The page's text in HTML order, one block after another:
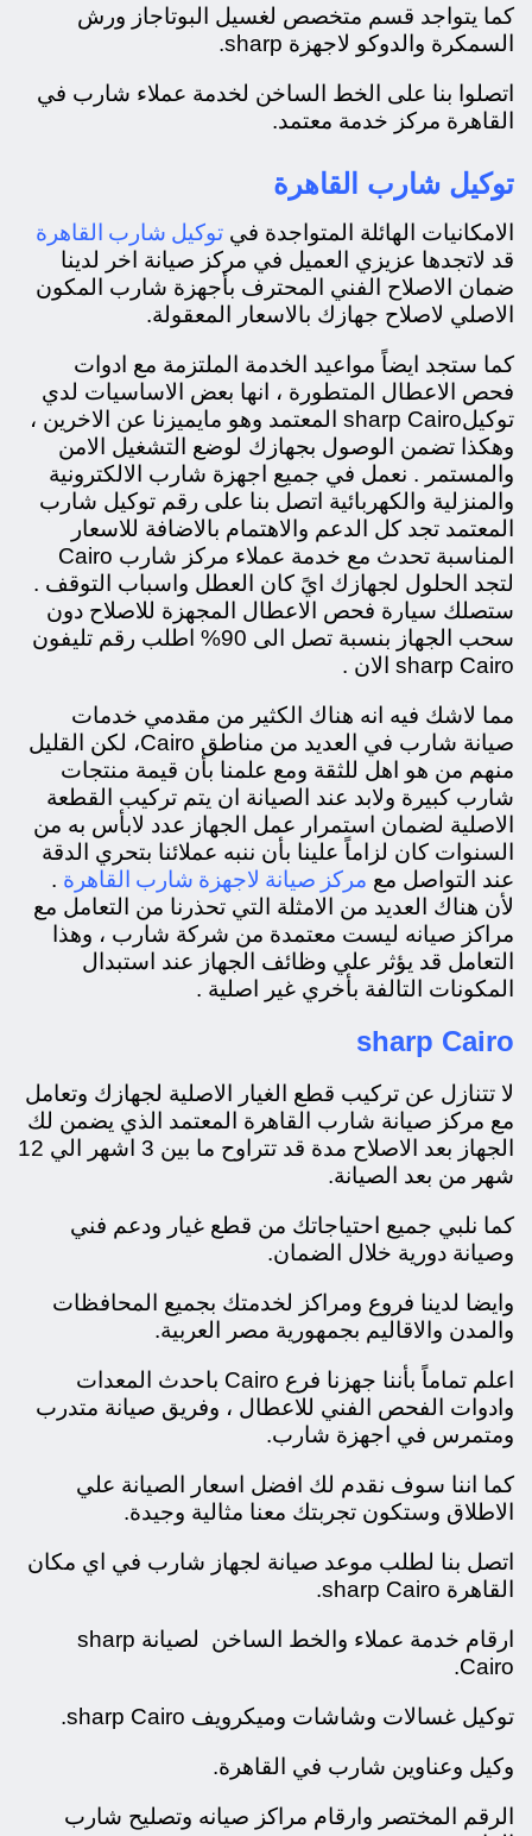
كما يتواجد قسم متخصص لغسيل البوتاجاز ورش
السمكرة والدوكو لاجهزة sharp.
اتصلوا بنا على الخط الساخن لخدمة عملاء شارب في
القاهرة مركز خدمة معتمد.
توكيل شارب القاهرة
الامكانيات الهائلة المتواجدة في توكيل شارب القاهرة
قد لاتجدها عزيزي العميل في مركز صيانة اخر لدينا
ضمان الاصلاح الفني المحترف بأجهزة شارب المكون
الاصلي لاصلاح جهازك بالاسعار المعقولة.
كما ستجد ايضاً مواعيد الخدمة الملتزمة مع ادوات
فحص الاعطال المتطورة ، انها بعض الاساسيات لدي
توكيلsharp Cairo المعتمد وهو مايميزنا عن الاخرين ،
وهكذا تضمن الوصول بجهازك لوضع التشغيل الامن
والمستمر . نعمل في جميع اجهزة شارب الالكترونية
والمنزلية والكهربائية اتصل بنا على رقم توكيل شارب
المعتمد تجد كل الدعم والاهتمام بالاضافة للاسعار
المناسبة تحدث مع خدمة عملاء مركز شارب Cairo
لتجد الحلول لجهازك ايً كان العطل واسباب التوقف .
ستصلك سيارة فحص الاعطال المجهزة للاصلاح دون
سحب الجهاز بنسبة تصل الى 90% اطلب رقم تليفون
sharp Cairo الان .
مما لاشك فيه انه هناك الكثير من مقدمي خدمات
صيانة شارب في العديد من مناطق Cairo،
لكن القليل
منهم من هو اهل للثقة ومع علمنا بأن قيمة منتجات
شارب كبيرة ولابد عند الصيانة ان يتم تركيب القطعة
الاصلية لضمان استمرار عمل الجهاز عدد لابأس به من
السنوات كان لزاماً علينا بأن ننبه عملائنا بتحري الدقة
عند التواصل مع مركز صيانة لاجهزة شارب القاهرة .
لأن هناك العديد من الامثلة التي تحذرنا من التعامل مع
مراكز صيانه ليست معتمدة من شركة شارب ، وهذا
التعامل قد يؤثر علي وظائف الجهاز عند استبدال
المكونات التالفة بأخري غير اصلية .
sharp Cairo
لا تتنازل عن تركيب قطع الغيار الاصلية لجهازك وتعامل
مع مركز صيانة شارب القاهرة المعتمد الذي يضمن لك
الجهاز بعد الاصلاح مدة قد تتراوح ما بين 3 اشهر الي 12
شهر من بعد الصيانة.
كما نلبي جميع احتياجاتك من قطع غيار ودعم فني
وصيانة دورية خلال الضمان.
وايضا لدينا فروع ومراكز لخدمتك بجميع المحافظات
والمدن والاقاليم بجمهورية مصر العربية.
اعلم تماماً بأننا جهزنا فرع Cairo باحدث المعدات
وادوات الفحص الفني للاعطال ، وفريق صيانة متدرب
ومتمرس في اجهزة شارب.
كما اننا سوف نقدم لك افضل اسعار الصيانة علي
الاطلاق وستكون تجربتك معنا مثالية وجيدة.
اتصل بنا لطلب موعد صيانة لجهاز شارب في اي مكان
القاهرة sharp Cairo.
ارقام خدمة عملاء والخط الساخن لصيانة sharp
Cairo.
توكيل غسالات وشاشات وميكرويف sharp Cairo.
وكيل وعناوين شارب في القاهرة.
الرقم المختصر وارقام مراكز صيانه وتصليح شارب